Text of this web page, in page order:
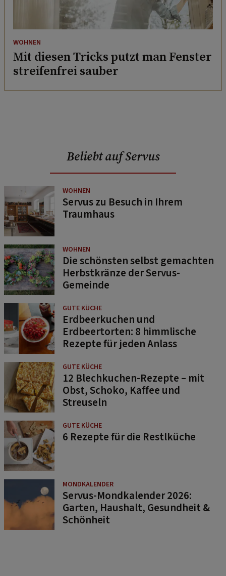
WOHNEN
Mit diesen Tricks putzt man Fenster
streifenfrei sauber
Beliebt auf Servus
WOHNEN
Servus zu Besuch in Ihrem
Traumhaus
WOHNEN
Die schönsten selbst gemachten
Herbstkränze der Servus-
Gemeinde
GUTE KÜCHE
Erdbeerkuchen und
Erdbeertorten: 8 himmlische
Rezepte für jeden Anlass
GUTE KÜCHE
12 Blechkuchen-Rezepte – mit
Obst, Schoko, Kaffee und
Streuseln
GUTE KÜCHE
6 Rezepte für die Restlküche
MONDKALENDER
Servus-Mondkalender 2026:
Garten, Haushalt, Gesundheit &
Schönheit